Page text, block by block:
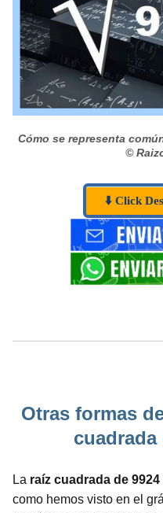
Cómo se representa
©
⬇️ Click
Otras formas
cuadrada
La raíz cuadrada de 9924
como hemos visto en el